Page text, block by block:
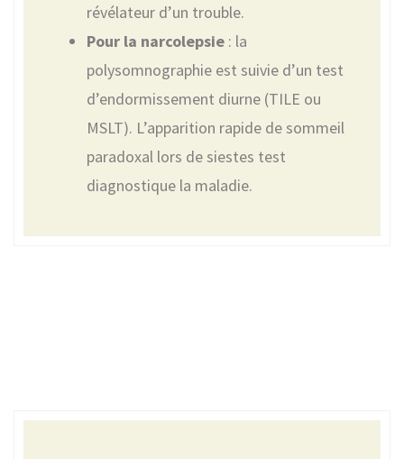
révélateur d’un trouble.
Pour la narcolepsie : la
polysomnographie est suivie d’un test
d’endormissement diurne (TILE ou
MSLT). L’apparition rapide de sommeil
paradoxal lors de siestes test
diagnostique la maladie.